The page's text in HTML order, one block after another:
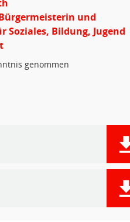
und
Soziales, Bildung, Jugend
genommen